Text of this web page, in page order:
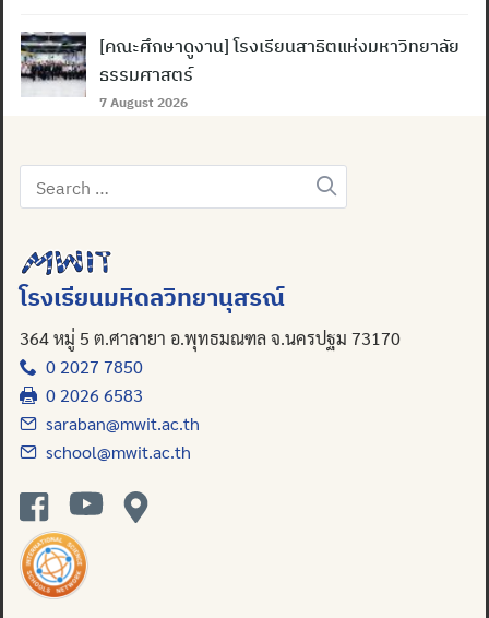
[คณะศึกษาดูงาน] โรงเรียนสาธิตแห่งมหาวิทยาลัย
ธรรมศาสตร์
7 August 2026
Search
for:
โรงเรียนมหิดลวิทยานุสรณ์
364 หมู่ 5 ต.ศาลายา อ.พุทธมณฑล จ.นครปฐม 73170
0 2027 7850
0 2026 6583
saraban@mwit.ac.th
school@mwit.ac.th